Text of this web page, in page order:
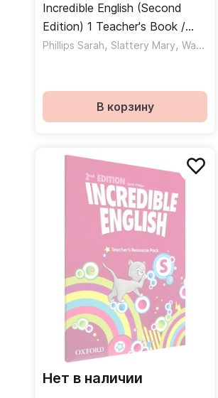
Incredible English (Second
Edition) 1 Teacher's Book /
Книга для учителя
Phillips Sarah, Slattery Mary, Watkins Emma
В корзину
Нет в наличии